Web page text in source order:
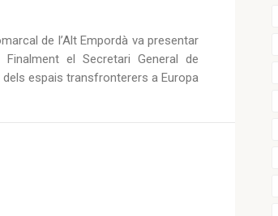
de l’Alt Empordà va presentar
el Secretari General de
espais transfronterers a Europa